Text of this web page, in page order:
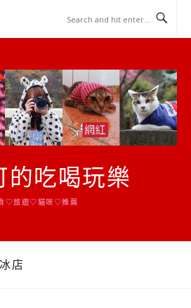
的吃喝玩樂
♡旅遊♡貓咪♡推薦
店